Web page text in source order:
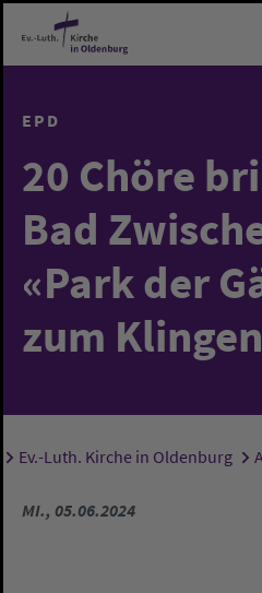
Zum Hauptinhalt springen
EPD
20 Chöre
Bad
«Park der
zum Klingen
Sie sind hier:
Ev.-Luth. Kirche in Oldenburg
MI., 05.06.2024